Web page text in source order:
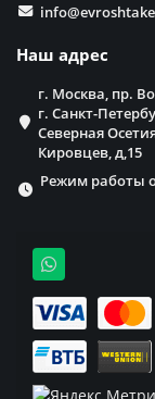
Наш адрес
г. Москва, пр.
г. Санкт-
Северная
Кировцев, д,15
Режим работы